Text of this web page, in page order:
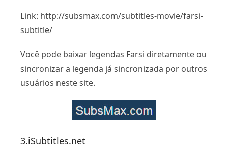
Link: http://subsmax.com/subtitles-movie/farsi-
subtitle/
Você pode baixar legendas Farsi diretamente ou
sincronizar a legenda já sincronizada por outros
usuários neste site.
3.iSubtitles.net